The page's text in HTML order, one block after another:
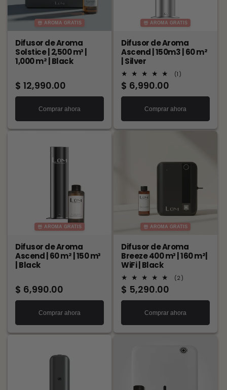
AROMA GRATIS
Difusor de Aroma
Solstice | 2,500 m³ |
1,000 m² | Black
Precio
habitual
$ 12,990.00
Comprar ahora
AROMA GRATIS
Difusor de Aroma
Ascend | 150m3 | 60 m²
| Silver
(1)
Precio
habitual
$ 6,990.00
Comprar ahora
AROMA GRATIS
Difusor de Aroma
Ascend | 60 m² | 150 m³
| Black
Precio
habitual
$ 6,990.00
Comprar ahora
AROMA GRATIS
Difusor de Aroma
Breeze 400 m³ | 160 m²|
WiFi | Black
(2)
Precio
habitual
$ 5,290.00
Comprar ahora